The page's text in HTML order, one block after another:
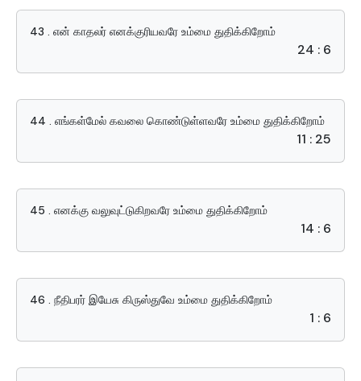
43 . என் காதலர் எனக்குரியவரே உம்மை துதிக்கிறோம்
24 : 6
44 . எங்கள்மேல் கவலை கொண்டுள்ளவரே உம்மை துதிக்கிறோம்
11 : 25
45 . எனக்கு வலுவுட்டுகிறவரே உம்மை துதிக்கிறோம்
14 : 6
46 . நீதிபரர் இயேசு கிருஸ்துவே உம்மை துதிக்கிறோம்
1 : 6